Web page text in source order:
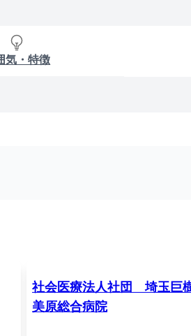
気・特徴
社会医療法人社団 埼玉巨
美原総合病院